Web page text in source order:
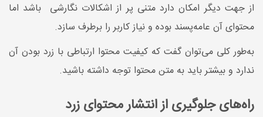
از جهت دیگر امکان دارد متنی پر از اشکالات نگارشی باشد اما
محتوای آن عامه‌پسند بوده و نیاز کاربر را برطرف سازد.
به‌طور کلی می‌توان گفت که کیفیت محتوا ارتباطی با زرد بودن آن
ندارد و بیشتر باید به متن محتوا توجه داشته باشید.
راه‌های جلوگیری از انتشار محتوای زرد